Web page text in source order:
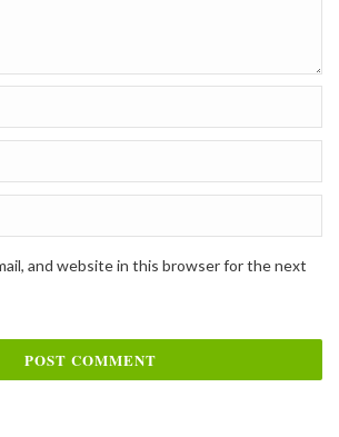
and website in this browser for the next